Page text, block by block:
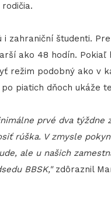
i zahraniční študenti.
ako 48 hodín. Pokiaľ
režim podobný ako v
piatich dňoch ukáže
prvé dva
rúška. V zmysle
ale u našich
BBSK,"zdôraznil